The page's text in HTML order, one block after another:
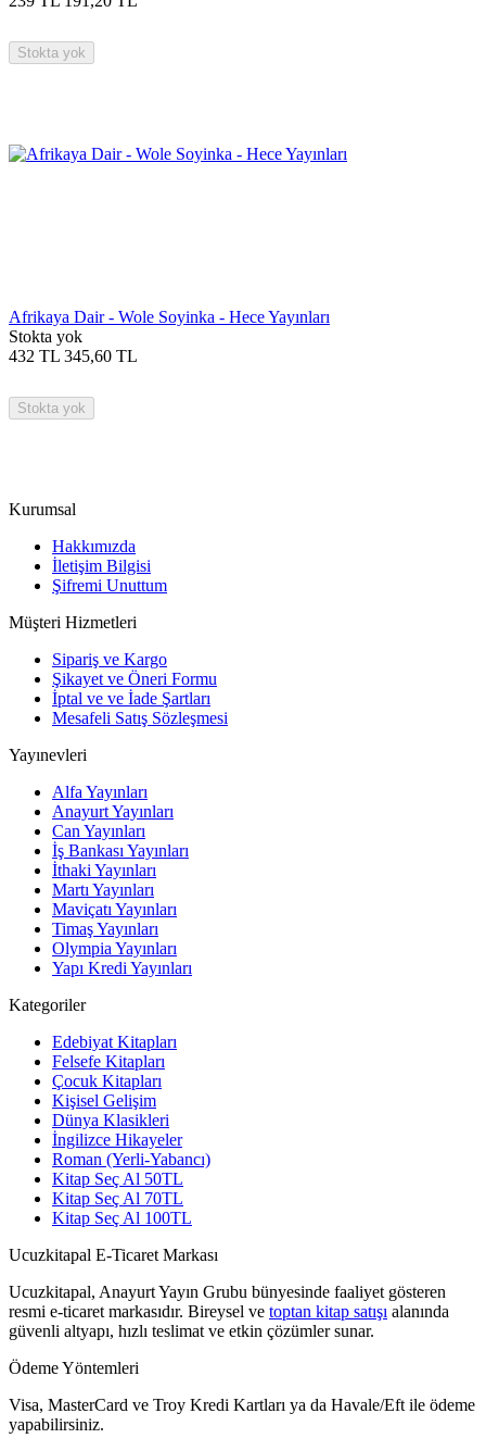
Stokta yok
Afrikaya Dair - Wole Soyinka - Hece Yayınları
Stokta yok
432 TL 345,60 TL
Stokta yok
Kurumsal
Hakkımızda
İletişim Bilgisi
Şifremi Unuttum
Müşteri Hizmetleri
Sipariş ve Kargo
Şikayet ve Öneri Formu
İptal ve ve İade Şartları
Mesafeli Satış Sözleşmesi
Yayınevleri
Alfa Yayınları
Anayurt Yayınları
Can Yayınları
İş Bankası Yayınları
İthaki Yayınları
Martı Yayınları
Maviçatı Yayınları
Timaş Yayınları
Olympia Yayınları
Yapı Kredi Yayınları
Kategoriler
Edebiyat Kitapları
Felsefe Kitapları
Çocuk Kitapları
Kişisel Gelişim
Dünya Klasikleri
İngilizce Hikayeler
Roman (Yerli-Yabancı)
Kitap Seç Al 50TL
Kitap Seç Al 70TL
Kitap Seç Al 100TL
Ucuzkitapal E-Ticaret Markası
Ucuzkitapal, Anayurt Yayın Grubu bünyesinde faaliyet gösteren
resmi e-ticaret markasıdır. Bireysel ve toptan kitap satışı alanında
güvenli altyapı, hızlı teslimat ve etkin çözümler sunar.
Ödeme Yöntemleri
Visa, MasterCard ve Troy Kredi Kartları ya da Havale/Eft ile ödeme
yapabilirsiniz.